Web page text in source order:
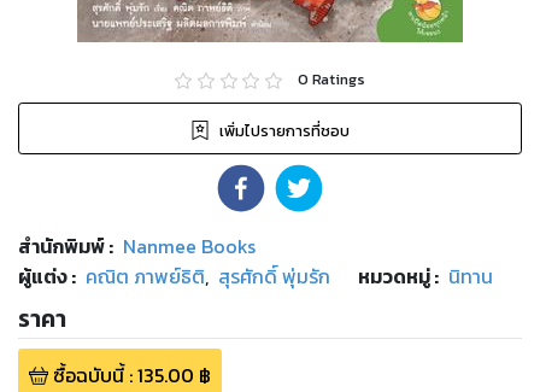
0 Ratings
เพิ่มไปรายการที่ชอบ
สำนักพิมพ์: Nanmee Books
ผู้แต่ง : คณิต ภาพย์ธิติ, สุรศักดิ์ พุ่มรัก หมวดหมู่: นิทาน
ราคา
ซื้อฉบับนี้:135.00 ฿